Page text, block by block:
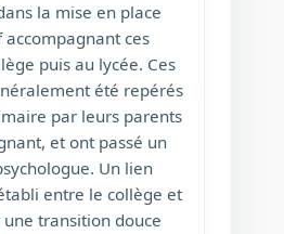
la mise en place
accompagnant ces
puis au lycée. Ces
été repérés
par leurs parents
et ont passé un
Un lien
entre le collège et
transition douce